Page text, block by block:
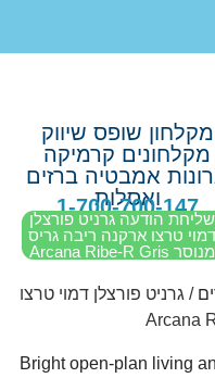
מקלחון שופס שיווק
מקלחונים קרמיקה
אמבטיה ברזים
ואסלות
1-700-700-147
שליחת הודעה גרניט פורצלן
דמוי טרצו ארקנה ריבה גריס
מנוסר Arcana Ribe-R Gris
/ גרניט פורצלן דמוי טרצו